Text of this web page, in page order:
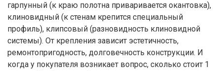
гарпунный (к краю полотна приваривается окантовка),
клиновидный (к стенам крепится специальный
профиль), клипсовый (разновидность клиновидной
системы). От крепления зависит эстетичность,
ремонтопригодность, долговечность конструкции. И
когда у покупателя возникает вопрос, сколько стоит 1